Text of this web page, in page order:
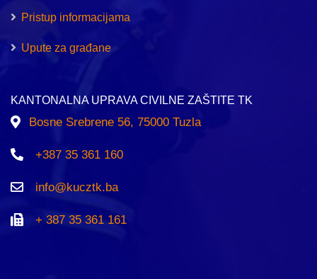
Pristup informacijama
Upute za građane
KANTONALNA UPRAVA CIVILNE ZAŠTITE TK
Bosne Srebrene 56, 75000 Tuzla
+387 35 361 160
info@kucztk.ba
+ 387 35 361 161